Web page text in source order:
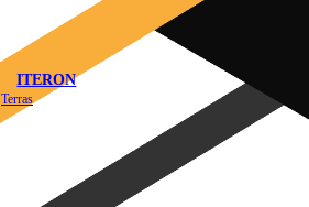
ITERON
Terras